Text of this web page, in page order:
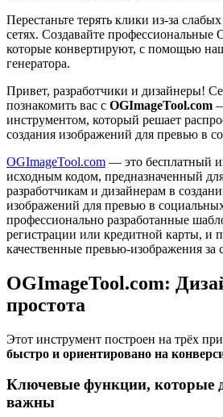
Перестаньте терять клики из-за
сетях. Создавайте профессиональные
которые конвертируют, с помощью
генератора.
Привет, разработчики и дизайнеры!
познакомить вас с OGImageTool.com
инструментом, который решает
создания изображений для превью в
OGImageTool.com — это бесплатный
исходным кодом, предназначенный
разработчикам и дизайнерам в
изображений для превью в
профессионально разработанные
регистрации или кредитной карты, и
качественные превью-изображения
OGImageTool.com:
простота
Этот инструмент построен на трёх
быстро и ориентировано на
Ключевые функции, которые
важны